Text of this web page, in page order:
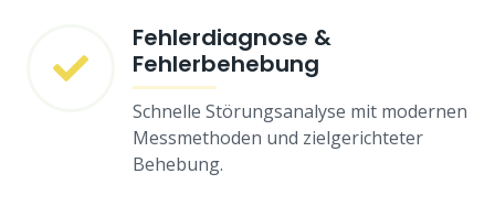
Fehlerdiagnose &
Fehlerbehebung
Schnelle Störungsanalyse mit modernen
Messmethoden und zielgerichteter
Behebung.